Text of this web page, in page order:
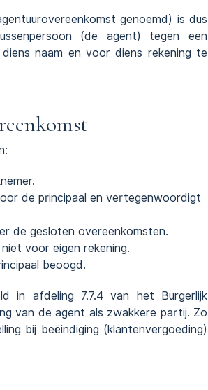
genoemd) is dus
(de agent) tegen een
naam en voor diens rekening te
de principaal en vertegenwoordigt
de gesloten overeenkomsten.
voor eigen rekening.
beoogd.
in afdeling 7.7.4 van het Burgerlijk
van de agent als zwakkere partij. Zo
bij beëindiging (klantenvergoeding)